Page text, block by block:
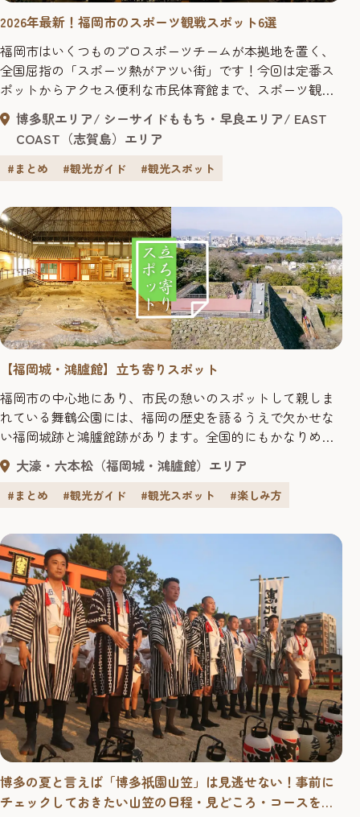
2026年最新！福岡市のスポーツ観戦スポット6選
福岡市はいくつものプロスポーツチームが本拠地を置く、
全国屈指の「スポーツ熱がアツい街」です！今回は定番ス
ポットからアクセス便利な市民体育館まで、スポーツ観戦
スポットを紹介いたします。 試合観戦と合わせて福岡市の
観光・グルメもぜひ楽しんでください！
博多駅エリア シーサイドももち・早良エリア
EAST
COAST（志賀島）エリア
#まとめ #観光ガイド #観光スポット
【福岡城・鴻臚館】立ち寄りスポット
福岡市の中心地にあり、市民の憩いのスポットして親しま
れている舞鶴公園には、福岡の歴史を語るうえで欠かせな
い福岡城跡と鴻臚館跡があります。全国的にもかなりめず
らしい二重の国指定史跡を巡りながら、悠久の歴史に思い
を馳せてみませんか。観光にはもちろん、福岡で暮らす
方々にとっても新しい発見や体験ができるスポットとして
岡城・鴻臚館エリアを巡るなら...
大濠・六本松（福岡城・鴻臚館）エリア
#まとめ #観光ガイド #観光スポット #楽しみ方
博多の夏と言えば「博多祇園山笠」は見逃せない！事前に
チェックしておきたい山笠の日程・見どころ・コースをご